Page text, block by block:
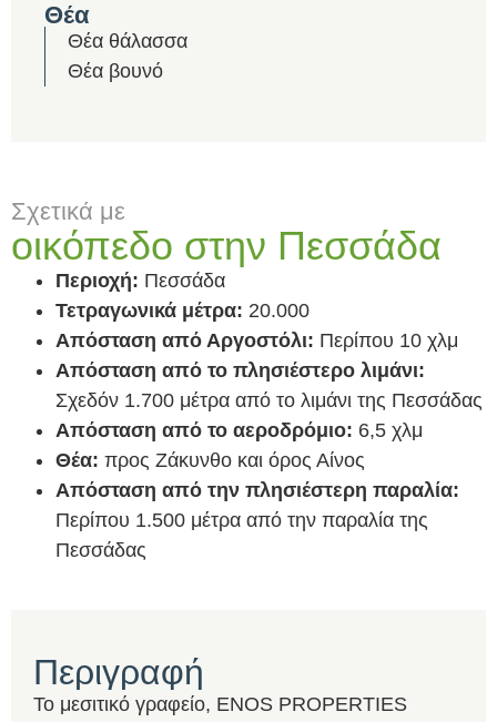
Θέα
Θέα θάλασσα
Θέα βουνό
Σχετικά με
οικόπεδο στην Πεσσάδα
Περιοχή: Πεσσάδα
Τετραγωνικά μέτρα: 20.000
Απόσταση από Αργοστόλι: Περίπου 10 χλμ
Απόσταση από το πλησιέστερο λιμάνι:
Σχεδόν 1.700 μέτρα από το λιμάνι της Πεσσάδας
Απόσταση από το αεροδρόμιο: 6,5 χλμ
Θέα: προς Ζάκυνθο και όρος Αίνος
Απόσταση από την πλησιέστερη παραλία:
Περίπου 1.500 μέτρα από την παραλία της
Πεσσάδας
Περιγραφή
Το μεσιτικό γραφείο, ENOS PROPERTIES